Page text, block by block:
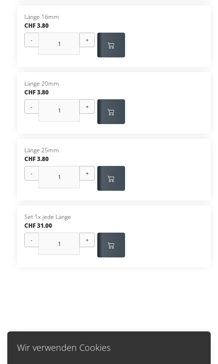
Wir verwenden Cookies
Länge 16mm
CHF 3.80
- +
Länge 20mm
CHF 3.80
- +
Länge 25mm
CHF 3.80
- +
Set 1x jede Länge
CHF 31.00
- +
Zurück